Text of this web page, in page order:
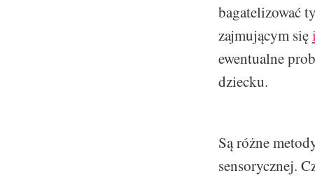
bagatelizować
zajmującym się
ewentualne
dziecku.
Są różne
sensorycznej.